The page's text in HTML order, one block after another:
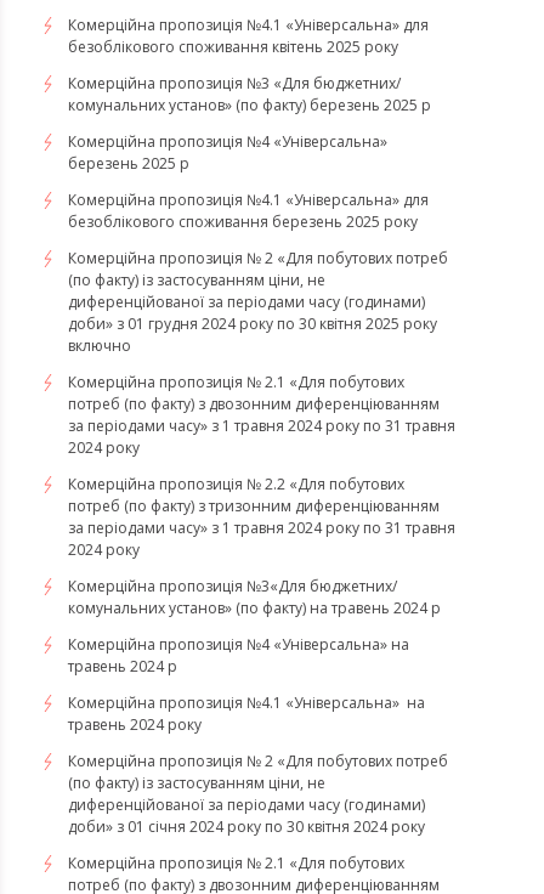
Комерційна пропозиція №4.1 «Універсальна» для
безоблікового споживання квітень 2025 року
Комерційна пропозиція №3 «Для бюджетних/
комунальних установ» (по факту) березень 2025 р
Комерційна пропозиція №4 «Універсальна»
березень 2025 р
Комерційна пропозиція №4.1 «Універсальна» для
безоблікового споживання березень 2025 року
Комерційна пропозиція № 2 «Для побутових потреб
(по факту) із застосуванням ціни, не
диференційованої за періодами часу (годинами)
доби» з 01 грудня 2024 року по 30 квітня 2025 року
включно
Комерційна пропозиція № 2.1 «Для побутових
потреб (по факту) з двозонним диференціюванням
за періодами часу» з 1 травня 2024 року по 31 травня
2024 року
Комерційна пропозиція № 2.2 «Для побутових
потреб (по факту) з тризонним диференціюванням
за періодами часу» з 1 травня 2024 року по 31 травня
2024 року
Комерційна пропозиція №3«Для бюджетних/
комунальних установ» (по факту) на травень 2024 р
Комерційна пропозиція №4 «Універсальна» на
травень 2024 р
Комерційна пропозиція №4.1 «Універсальна» на
травень 2024 року
Комерційна пропозиція № 2 «Для побутових потреб
(по факту) із застосуванням ціни, не
диференційованої за періодами часу (годинами)
доби» з 01 січня 2024 року по 30 квітня 2024 року
Комерційна пропозиція № 2.1 «Для побутових
потреб (по факту) з двозонним диференціюванням